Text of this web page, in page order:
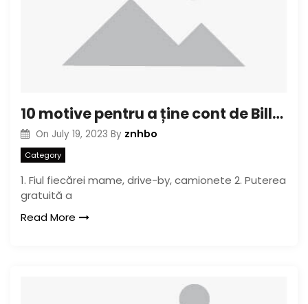
10 motive pentru a ține cont de Billy Powell
On July 19, 2023 By znhbo
Category
1. Fiul fiecărei mame, drive-by, camionete 2. Puterea
gratuită a
Read More